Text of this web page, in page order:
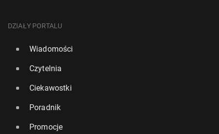
DZIAŁY PORTALU
Wiadomości
Czytelnia
Ciekawostki
Poradnik
Promocje